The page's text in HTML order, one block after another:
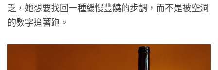
乏，她想要找回一種緩慢豐饒的步調，而不是被空洞
的數字追著跑。